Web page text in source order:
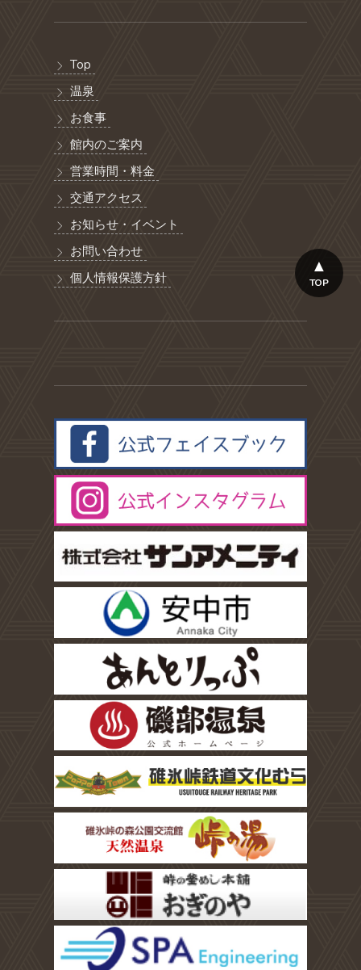
TOP
Top
温泉
お食事
館内のご案内
営業時間・料金
交通アクセス
お知らせ・イベント
お問い合わせ
個人情報保護方針